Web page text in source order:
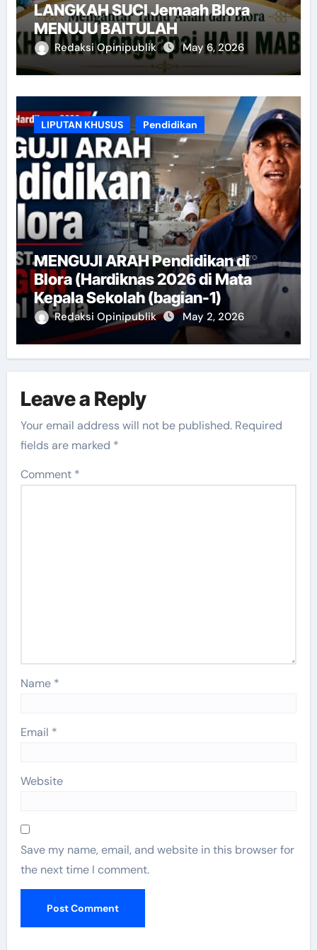
LANGKAH SUCI Jemaah Blora
MENUJU BAITULAH
Redaksi Opinipublik May 6, 2026
LIPUTAN KHUSUS Pendidikan
MENGUJI ARAH Pendidikan di
Blora (Hardiknas 2026 di Mata
Kepala Sekolah (bagian-1)
Redaksi Opinipublik May 2, 2026
Leave a Reply
Your email address will not be published. Required
fields are marked *
Comment *
Name *
Email *
Website
Save my name, email, and website in this browser for
the next time I comment.